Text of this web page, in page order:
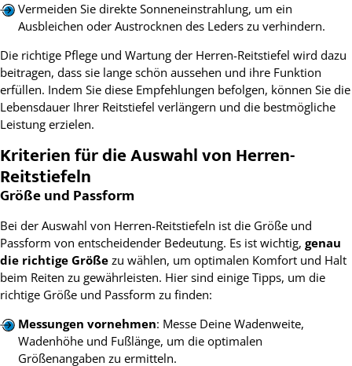
Vermeiden Sie direkte Sonneneinstrahlung, um ein
Ausbleichen oder Austrocknen des Leders zu verhindern.
Die richtige Pflege und Wartung der Herren-Reitstiefel wird dazu
beitragen, dass sie lange schön aussehen und ihre Funktion
erfüllen. Indem Sie diese Empfehlungen befolgen, können Sie die
Lebensdauer Ihrer Reitstiefel verlängern und die bestmögliche
Leistung erzielen.
Kriterien für die Auswahl von Herren-
Reitstiefeln
Größe und Passform
Bei der Auswahl von Herren-Reitstiefeln ist die Größe und
Passform von entscheidender Bedeutung. Es ist wichtig, genau
die richtige Größe zu wählen, um optimalen Komfort und Halt
beim Reiten zu gewährleisten. Hier sind einige Tipps, um die
richtige Größe und Passform zu finden:
Messungen vornehmen: Messe Deine Wadenweite,
Wadenhöhe und Fußlänge, um die optimalen
Größenangaben zu ermitteln.